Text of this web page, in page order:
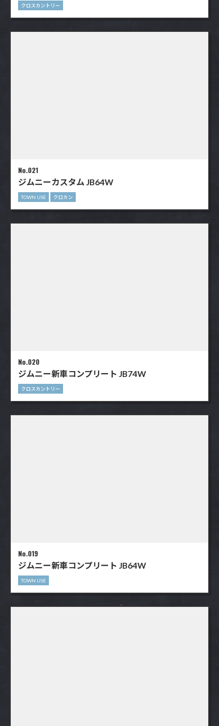
クロスカントリー
No.021
ジムニーカスタム JB64W
TOWN USE クロカン
No.020
ジムニー新車コンプリート JB74W
クロスカントリー
No.019
ジムニー新車コンプリート JB64W
TOWN USE